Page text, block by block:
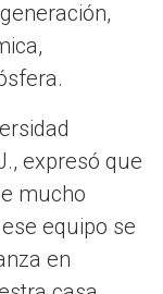
expresó que
mucho
equipo se
en